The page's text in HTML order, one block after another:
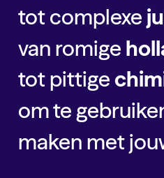
tot complexe
van romige
tot pittige
om te
maken met